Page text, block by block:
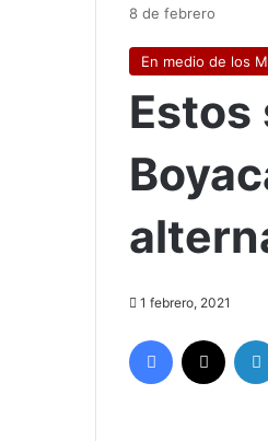
8 de febrero
En medio de los
Estos
1 febrero, 2021
Facebook